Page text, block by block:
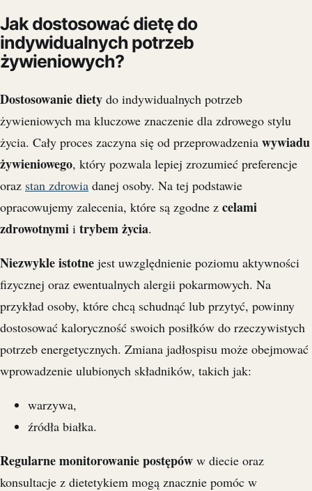
Jak dostosować dietę do
indywidualnych potrzeb
żywieniowych?
Dostosowanie diety do indywidualnych potrzeb
żywieniowych ma kluczowe znaczenie dla zdrowego stylu
życia. Cały proces zaczyna się od przeprowadzenia wywiadu
żywieniowego, który pozwala lepiej zrozumieć preferencje
oraz stan zdrowia danej osoby. Na tej podstawie
opracowujemy zalecenia, które są zgodne z celami
zdrowotnymi i trybem życia.
Niezwykle istotne jest uwzględnienie poziomu aktywności
fizycznej oraz ewentualnych alergii pokarmowych. Na
przykład osoby, które chcą schudnąć lub przytyć, powinny
dostosować kaloryczność swoich posiłków do rzeczywistych
potrzeb energetycznych. Zmiana jadłospisu może obejmować
wprowadzenie ulubionych składników, takich jak:
warzywa,
źródła białka.
Regularne monitorowanie postępów w diecie oraz
konsultacje z dietetykiem mogą znacznie pomóc w